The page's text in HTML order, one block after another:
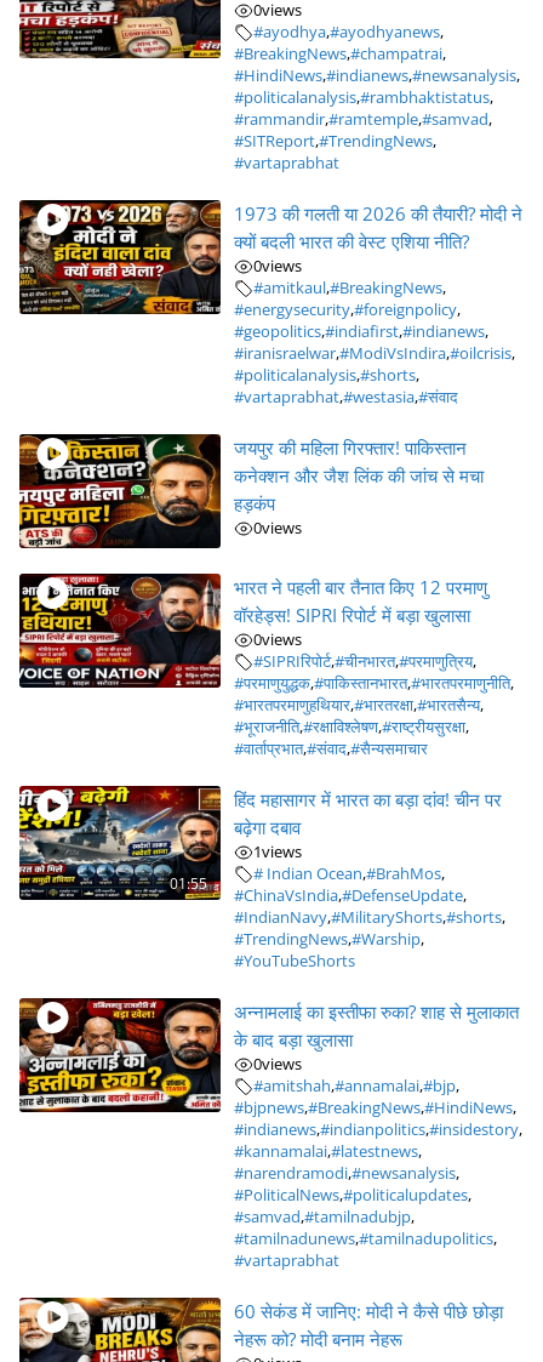
0views
#ayodhya,#ayodhyanews,
#BreakingNews,#champatrai,
#HindiNews,#indianews,#newsanalysis,
#politicalanalysis,#rambhaktistatus,
#rammandir,#ramtemple,#samvad,
#SITReport,#TrendingNews,
#vartaprabhat
1973 की गलती या 2026 की तैयारी? मोदी ने
क्यों बदली भारत की वेस्ट एशिया नीति?
0views
#amitkaul,#BreakingNews,
#energysecurity,#foreignpolicy,
#geopolitics,#indiafirst,#indianews,
#iranisraelwar,#ModiVsIndira,#oilcrisis,
#politicalanalysis,#shorts,
#vartaprabhat,#westasia,#संवाद
जयपुर की महिला गिरफ्तार! पाकिस्तान
कनेक्शन और जैश लिंक की जांच से मचा
हड़कंप
0views
भारत ने पहली बार तैनात किए 12 परमाणु
वॉरहेड्स! SIPRI रिपोर्ट में बड़ा खुलासा
0views
#SIPRIरिपोर्ट,#चीनभारत,#परमाणुत्रिय,
#परमाणुयुद्धक,#पाकिस्तानभारत,#भारतपरमाणुनीति,
#भारतपरमाणुहथियार,#भारतरक्षा,#भारतसैन्य,
#भूराजनीति,#रक्षाविश्लेषण,#राष्ट्रीयसुरक्षा,
#वार्ताप्रभात,#संवाद,#सैन्यसमाचार
01:55
हिंद महासागर में भारत का बड़ा दांव! चीन पर
बढ़ेगा दबाव
1views
# Indian Ocean,#BrahMos,
#ChinaVsIndia,#DefenseUpdate,
#IndianNavy,#MilitaryShorts,#shorts,
#TrendingNews,#Warship,
#YouTubeShorts
अन्नामलाई का इस्तीफा रुका? शाह से मुलाकात
के बाद बड़ा खुलासा
0views
#amitshah,#annamalai,#bjp,
#bjpnews,#BreakingNews,#HindiNews,
#indianews,#indianpolitics,#insidestory,
#kannamalai,#latestnews,
#narendramodi,#newsanalysis,
#PoliticalNews,#politicalupdates,
#samvad,#tamilnadubjp,
#tamilnadunews,#tamilnadupolitics,
#vartaprabhat
60 सेकंड में जानिए: मोदी ने कैसे पीछे छोड़ा
नेहरू को? मोदी बनाम नेहरू